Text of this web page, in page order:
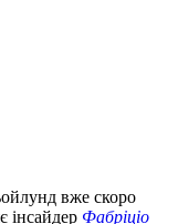
вже скоро
інсайдер Фабріціо